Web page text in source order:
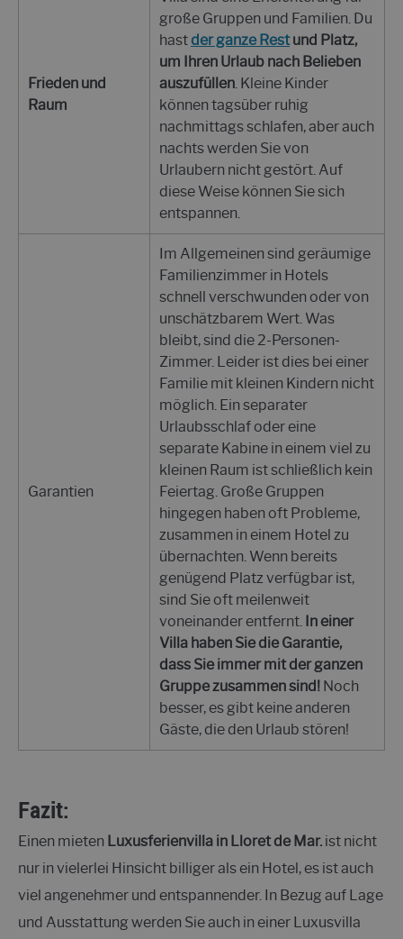
Frieden und
Raum
große Gruppen und Familien. Du
hastder ganze Restund Platz,
um Ihren Urlaub nach Belieben
auszufüllen. Kleine Kinder
können tagsüber ruhig
nachmittags schlafen, aber auch
nachts werden Sie von
Urlaubern nicht gestört. Auf
diese Weise können Sie sich
entspannen.
Garantien
Im Allgemeinen sind geräumige
Familienzimmer in Hotels
schnell verschwunden oder von
unschätzbarem Wert. Was
bleibt, sind die 2-Personen-
Zimmer. Leider ist dies bei einer
Familie mit kleinen Kindern nicht
möglich. Ein separater
Urlaubsschlaf oder eine
separate Kabine in einem viel zu
kleinen Raum ist schließlich kein
Feiertag. Große Gruppen
hingegen haben oft Probleme,
zusammen in einem Hotel zu
übernachten. Wenn bereits
genügend Platz verfügbar ist,
sind Sie oft meilenweit
voneinander entfernt. In einer
Villa haben Sie die Garantie,
dass Sie immer mit der ganzen
Gruppe zusammen sind! Noch
besser, es gibt keine anderen
Gäste, die den Urlaub stören!
Fazit:
Einen mieten Luxusferienvilla in Lloret de Mar. ist nicht
nur in vielerlei Hinsicht billiger als ein Hotel, es ist auch
viel angenehmer und entspannender. In Bezug auf Lage
und Ausstattung werden Sie auch in einer Luxusvilla